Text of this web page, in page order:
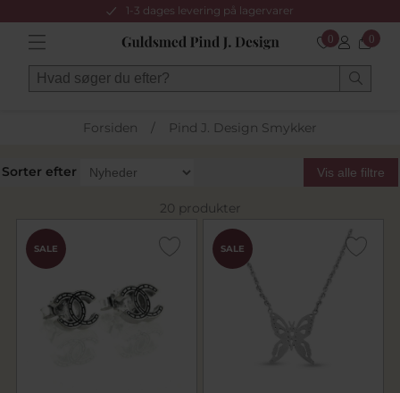
1-3 dages levering på lagervarer
0 0
Forsiden / Pind J. Design Smykker
Sorter efter Vis alle filtre
20 produkter
SALE SALE